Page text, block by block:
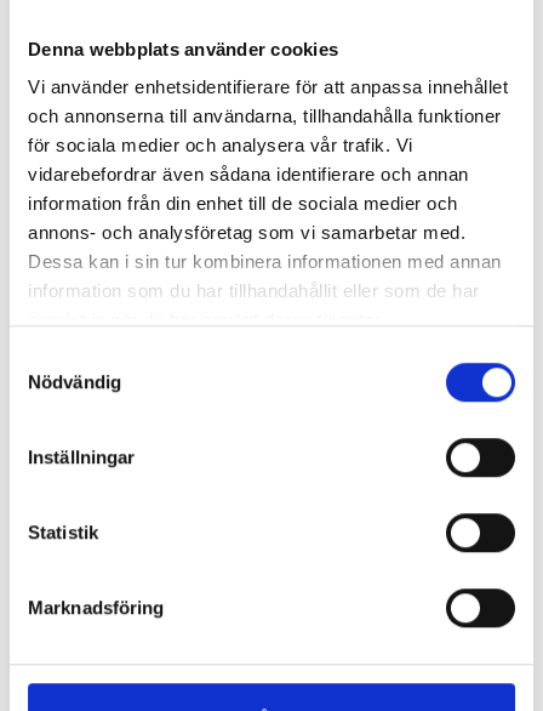
Denna webbplats använder cookies
Vi använder enhetsidentifierare för att anpassa innehållet
och annonserna till användarna, tillhandahålla funktioner
för sociala medier och analysera vår trafik. Vi
vidarebefordrar även sådana identifierare och annan
information från din enhet till de sociala medier och
annons- och analysföretag som vi samarbetar med.
Dessa kan i sin tur kombinera informationen med annan
information som du har tillhandahållit eller som de har
Nödvändig
Inställningar
Statistik
Marknadsföring
chefredaktörerna